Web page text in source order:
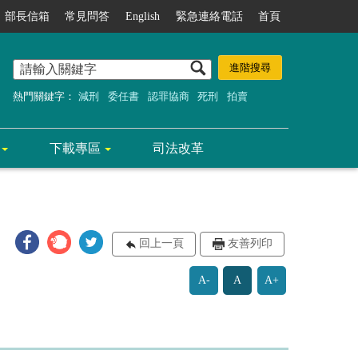
部長信箱 常見問答 English 緊急連絡電話 首頁
熱門關鍵字： 減刑 委任書 認罪協商 死刑 拍賣
下載專區 司法改革
回上一頁 友善列印
A- A A+